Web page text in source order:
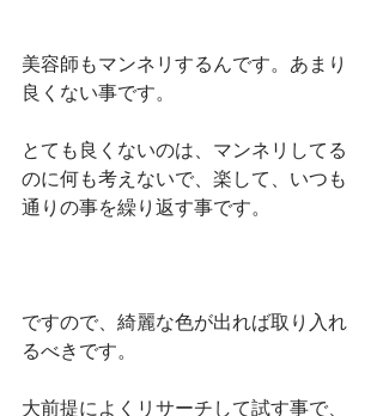
美容師もマンネリするんです。あまり
良くない事です。
とても良くないのは、マンネリしてる
のに何も考えないで、楽して、いつも
通りの事を繰り返す事です。
ですので、綺麗な色が出れば取り入れ
るべきです。
大前提によくリサーチして試す事で、